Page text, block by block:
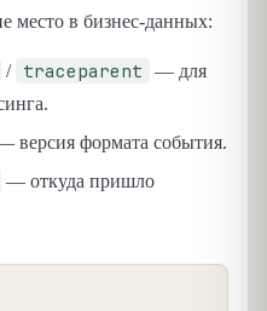
место в бизнес-данных:
/ traceparent
— для
версия формата события.
— откуда пришло